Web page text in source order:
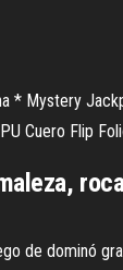
* Mystery
Cuero Flip
de dominó